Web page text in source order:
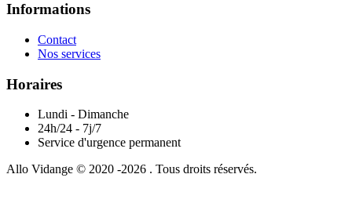
Informations
Contact
Nos services
Horaires
Lundi - Dimanche
24h/24 - 7j/7
Service d'urgence permanent
Allo Vidange © 2020 -2026 . Tous droits réservés.